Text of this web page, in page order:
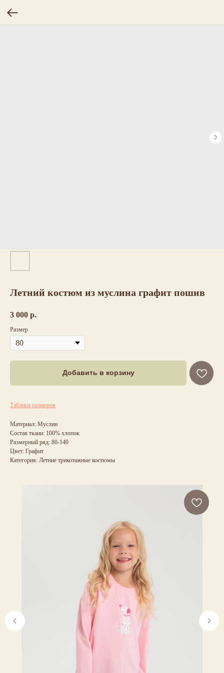
Летний костюм из муслина графит пошив
3 000 р.
Размер
Добавить в корзину
Таблица размеров
Материал: Муслин
Состав ткани: 100% хлопок
Размерный ряд: 80-140
Цвет: Графит
Категория: Летние трикотажные костюмы